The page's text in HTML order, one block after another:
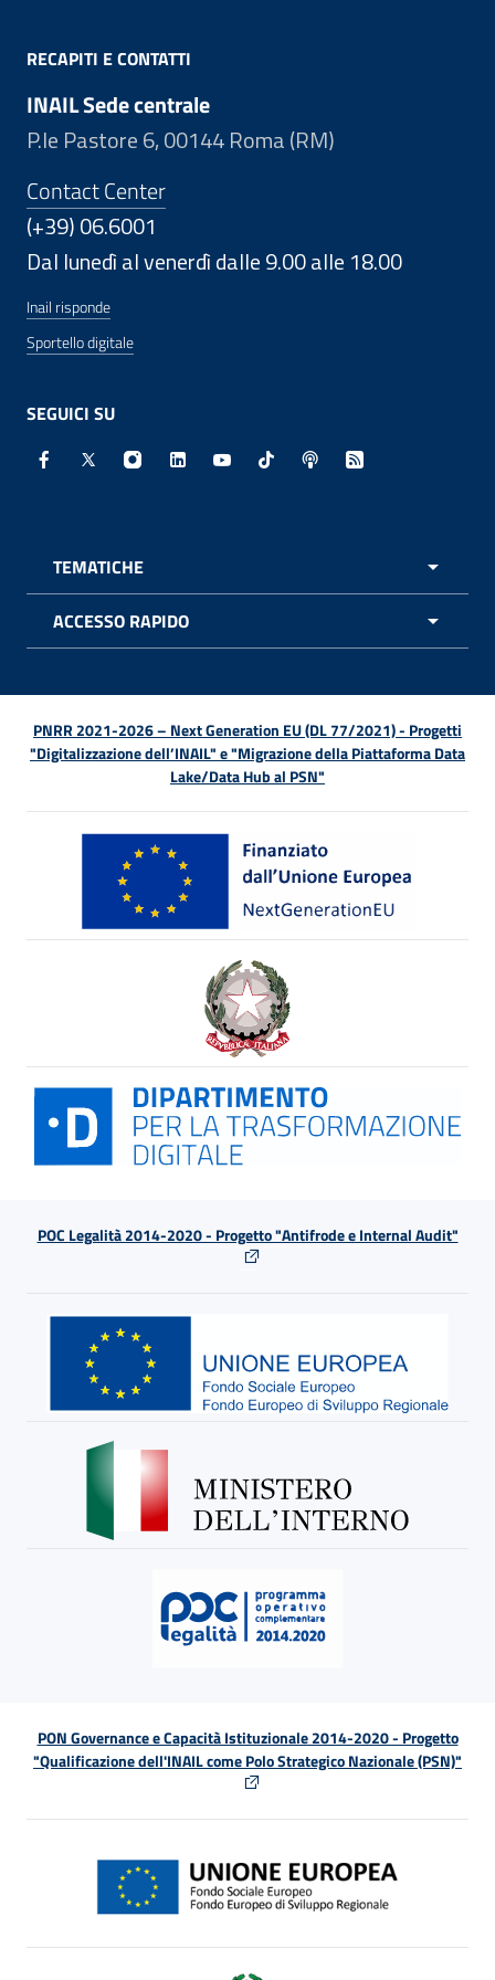
RECAPITI E CONTATTI
INAIL Sede centrale
P.le Pastore 6, 00144 Roma (RM)
Contact Center
(+39) 06.6001
Dal lunedì al venerdì dalle 9.00 alle 18.00
Inail risponde
Sportello digitale
SEGUICI SU
Facebook - Sito esterno - Apertura in nuova finestra
X - Sito esterno - Apertura in nuova finestra
Instagram - Sito esterno - Apertura in
Linkedin - Sito esterno - Apertura in
Youtube - Sito esterno -
TikTok - Sito esterno -
Spreaker - Sito
Feed RSS -
TEMATICHE
ACCESSO RAPIDO
PNRR 2021-2026 – Next Generation EU (DL 77/2021) - Progetti
"Digitalizzazione dell’INAIL" e "Migrazione della Piattaforma Data
Lake/Data Hub al PSN"
POC Legalità 2014-2020 - Progetto "Antifrode e Internal Audit"
PON Governance e Capacità Istituzionale 2014-2020 - Progetto
"Qualificazione dell'INAIL come Polo Strategico Nazionale (PSN)"